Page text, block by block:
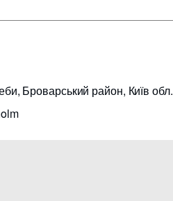
Броварський район, Київ обл.